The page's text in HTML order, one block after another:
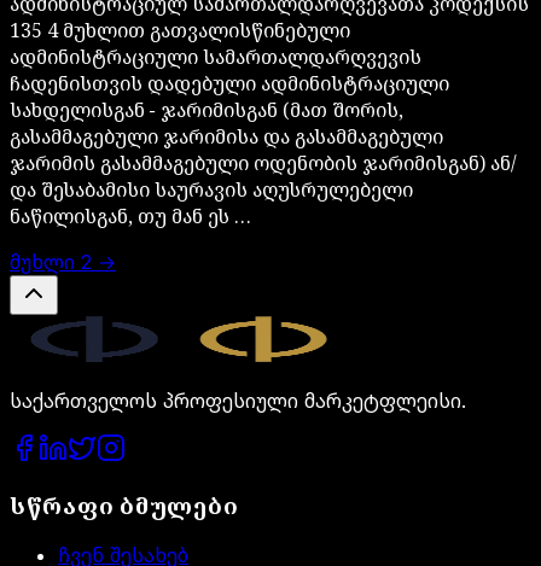
135 4 მუხლით გათვალისწინებული
ადმინისტრაციული სამართალდარღვევის
ჩადენისთვის დადებული ადმინისტრაციული
სახდელისგან − ჯარიმისგან (მათ შორის,
გასამმაგებული ჯარიმისა და გასამმაგებული
ჯარიმის გასამმაგებული ოდენობის ჯარიმისგან) ან/
და შესაბამისი საურავის აღუსრულებელი
ნაწილისგან, თუ მან ეს …
მუხლი 2 →
საქართველოს პროფესიული მარკეტფლეისი.
სწრაფი ბმულები
ჩვენ შესახებ